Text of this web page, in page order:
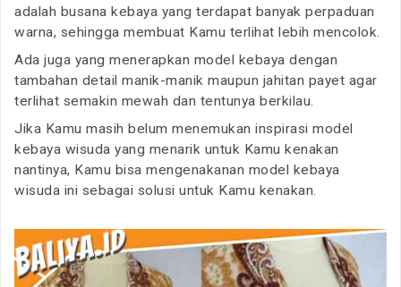
adalah busana kebaya yang terdapat banyak perpaduan
warna, sehingga membuat Kamu terlihat lebih mencolok.
Ada juga yang menerapkan model kebaya dengan
tambahan detail manik-manik maupun jahitan payet agar
terlihat semakin mewah dan tentunya berkilau.
Jika Kamu masih belum menemukan inspirasi model
kebaya wisuda yang menarik untuk Kamu kenakan
nantinya, Kamu bisa mengenakanan model kebaya
wisuda ini sebagai solusi untuk Kamu kenakan.